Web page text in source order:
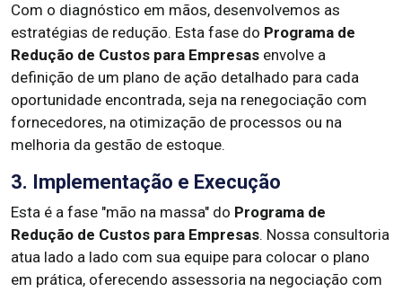
Com o diagnóstico em mãos, desenvolvemos as
estratégias de redução. Esta fase do Programa de
Redução de Custos para Empresas envolve a
definição de um plano de ação detalhado para cada
oportunidade encontrada, seja na renegociação com
fornecedores, na otimização de processos ou na
melhoria da gestão de estoque.
3. Implementação e Execução
Esta é a fase "mão na massa" do Programa de
Redução de Custos para Empresas. Nossa consultoria
atua lado a lado com sua equipe para colocar o plano
em prática, oferecendo assessoria na negociação com